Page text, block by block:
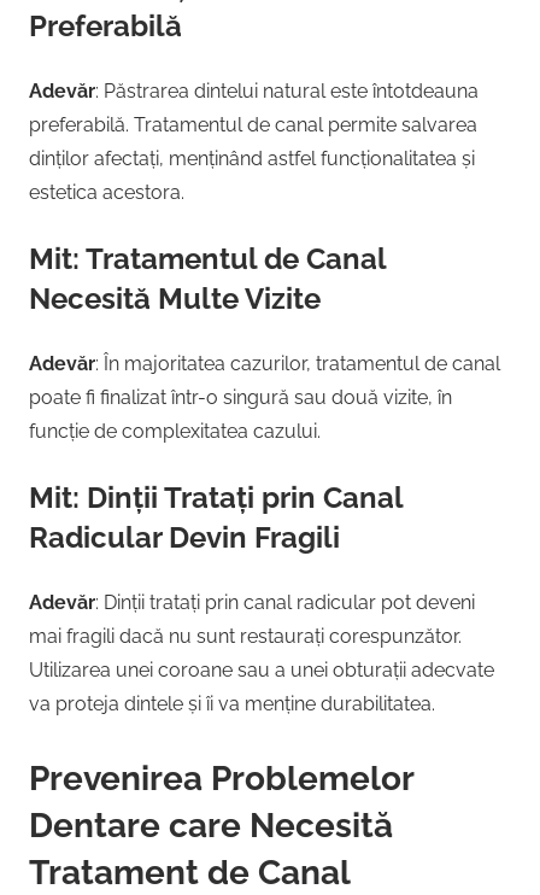
Preferabilă
Adevăr: Păstrarea dintelui natural este întotdeauna
preferabilă. Tratamentul de canal permite salvarea
dinților afectați, menținând astfel funcționalitatea și
estetica acestora.
Mit: Tratamentul de Canal
Necesită Multe Vizite
Adevăr: În majoritatea cazurilor, tratamentul de canal
poate fi finalizat într-o singură sau două vizite, în
funcție de complexitatea cazului.
Mit: Dinții Tratați prin Canal
Radicular Devin Fragili
Adevăr: Dinții tratați prin canal radicular pot deveni
mai fragili dacă nu sunt restaurați corespunzător.
Utilizarea unei coroane sau a unei obturații adecvate
va proteja dintele și îi va menține durabilitatea.
Prevenirea Problemelor
Dentare care Necesită
Tratament de Canal